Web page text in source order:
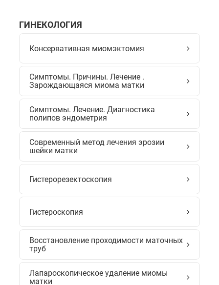
ГИНЕКОЛОГИЯ
Консервативная миомэктомия
Симптомы. Причины. Лечение .
Зарождающаяся миома матки
Симптомы. Лечение. Диагностика
полипов эндометрия
Современный метод лечения эрозии
шейки матки
Гистерорезектоскопия
Гистероскопия
Восстановление проходимости маточных
труб
Лапароскопическое удаление миомы
матки